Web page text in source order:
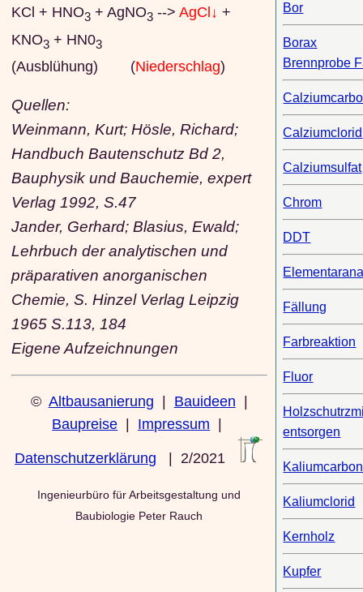
KCl + HNO3+ AgNO3--> AgCl↓ +
KNO3+ HN03
(Ausblühung) (Niederschlag)
Quellen:
Weinmann, Kurt; Hösle, Richard;
Handbuch Bautenschutz Bd 2,
Bauphysik und Bauchemie, expert
Verlag 1992, S.47
Jander, Gerhard; Blasius, Ewald;
Lehrbuch der analytischen und
präparativen anorganischen
Chemie, S. Hinzel Verlag Leipzig
1965 S.113, 184
Eigene Aufzeichnungen
© Altbausanierung Bauideen
Baupreise
Impressum
Datenschutzerklärung | 2/2021
Ingenieurbüro für Arbeitsgestaltung und
Baubiologie Peter Rauch
Bor
Borax
Brennprobe
Calziumclorid
Calziumsulfat
Chrom
DDT
Fällung
Farbreaktion
Fluor
entsorgen
Kaliumclorid
Kernholz
Kupfer